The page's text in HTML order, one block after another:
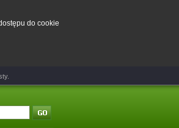
do cookie